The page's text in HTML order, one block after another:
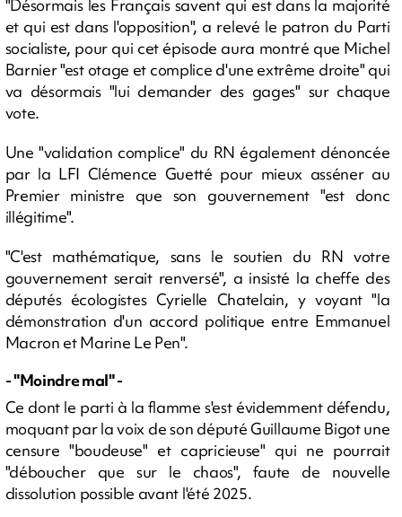
"Désormais les Français savent qui est dans la majorité
et qui est dans l'opposition", a relevé le patron du Parti
socialiste, pour qui cet épisode aura montré que Michel
Barnier "est otage et complice d'une extrême droite" qui
va désormais "lui demander des gages" sur chaque
vote.
Une "validation complice" du RN également dénoncée
par la LFI Clémence Guetté pour mieux asséner au
Premier ministre que son gouvernement "est donc
illégitime".
"C'est mathématique, sans le soutien du RN votre
gouvernement serait renversé", a insisté la cheffe des
députés écologistes Cyrielle Chatelain, y voyant "la
démonstration d'un accord politique entre Emmanuel
Macron et Marine Le Pen".
- "Moindre mal" -
Ce dont le parti à la flamme s'est évidemment défendu,
moquant par la voix de son député Guillaume Bigot une
censure "boudeuse" et capricieuse" qui ne pourrait
"déboucher que sur le chaos", faute de nouvelle
dissolution possible avant l'été 2025.